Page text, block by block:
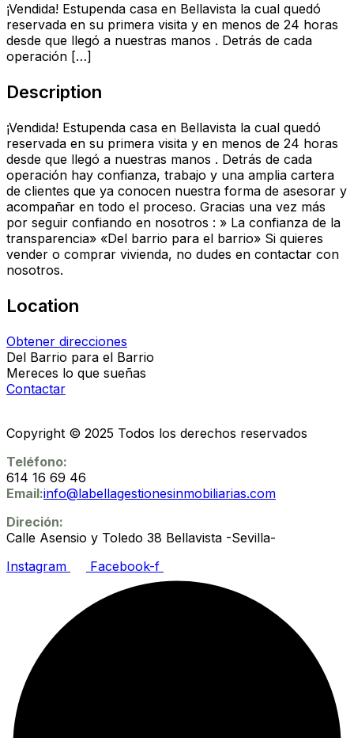
¡Vendida! Estupenda casa en Bellavista la cual quedó
reservada en su primera visita y en menos de 24 horas
desde que llegó a nuestras manos . Detrás de cada
operación […]
Description
¡Vendida! Estupenda casa en Bellavista la cual quedó
reservada en su primera visita y en menos de 24 horas
desde que llegó a nuestras manos . Detrás de cada
operación hay confianza, trabajo y una amplia cartera
de clientes que ya conocen nuestra forma de asesorar y
acompañar en todo el proceso. Gracias una vez más
por seguir confiando en nosotros : » La confianza de la
transparencia» «Del barrio para el barrio» Si quieres
vender o comprar vivienda, no dudes en contactar con
nosotros.
Location
Obtener direcciones
Del Barrio para el Barrio
Mereces lo que sueñas
Contactar
Copyright © 2025 Todos los derechos reservados
Teléfono:
614 16 69 46
Email:info@labellagestionesinmobiliarias.com
Direción:
Calle Asensio y Toledo 38 Bellavista -Sevilla-
Instagram
Facebook-f